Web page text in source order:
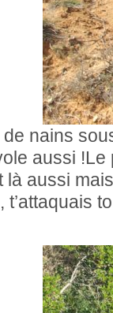
de nains
aussi !Le
là aussi
t’attaquais